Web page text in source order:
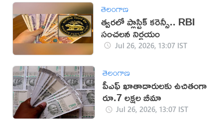
తెలంగాణ
త్వరలో ప్లాస్టిక్ కరెన్సీ.. RBI
సంచలన నిర్ణయం
Jul 26, 2026, 13:07 IST
తెలంగాణ
పీఎఫ్ ఖాతాదారులకు ఉచితంగా
రూ.7 లక్షల బీమా
Jul 26, 2026, 13:07 IST